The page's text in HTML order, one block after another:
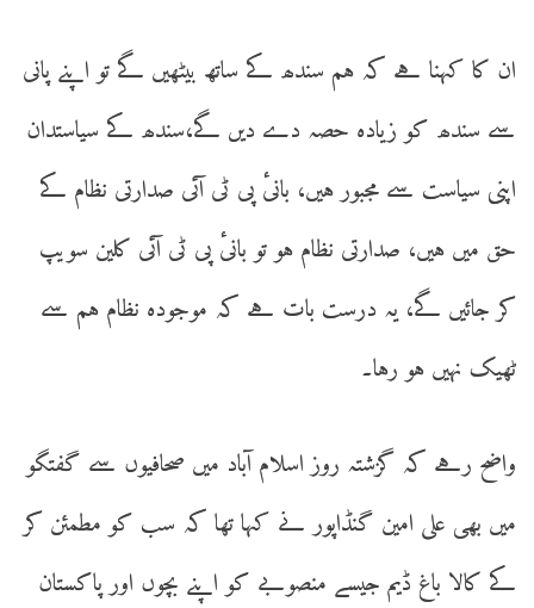
ان کا کہنا ہے کہ ہم سندھ کے ساتھ بیٹھیں گے تو اپنے پانی
سے سندھ کو زیادہ حصہ دے دیں گے،سندھ کے سیاستدان
اپنی سیاست سے مجبور ہیں، بانیٔ پی ٹی آئی صدارتی نظام کے
حق میں ہیں، صدارتی نظام ہو تو بانیٔ پی ٹی آئی کلین سویپ
کر جائیں گے، یہ درست بات ہے کہ موجودہ نظام ہم سے
ٹھیک نہیں ہو رہا۔
واضح رہے کہ گزشتہ روز اسلام آباد میں صحافیوں سے گفتگو
میں بھی علی امین گنڈاپور نے کہا تھا کہ سب کو مطمئن کر
کے کالا باغ ڈیم جیسے منصوبے کو اپنے بچوں اور پاکستان